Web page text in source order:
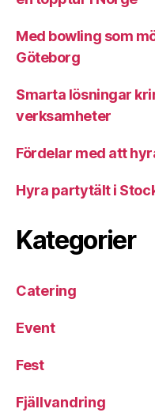
Med bowling som
Göteborg
Smarta lösningar
verksamheter
Fördelar med att
Hyra partytält i
Kategorier
Catering
Event
Fest
Fjällvandring